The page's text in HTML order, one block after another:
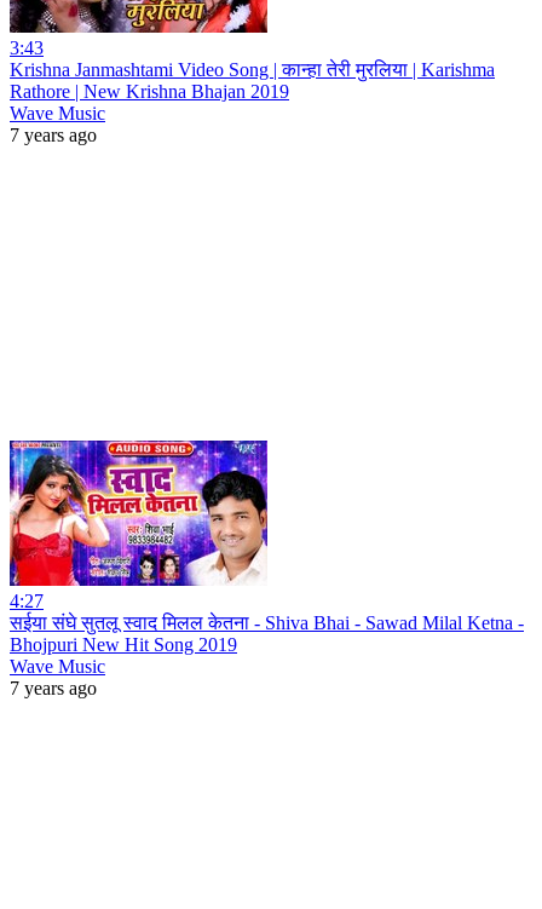
3:43
Krishna Janmashtami Video Song | कान्हा तेरी मुरलिया | Karishma
Rathore | New Krishna Bhajan 2019
Wave Music
7 years ago
4:27
सईया संघे सुतलू स्वाद मिलल केतना - Shiva Bhai - Sawad Milal Ketna -
Bhojpuri New Hit Song 2019
Wave Music
7 years ago